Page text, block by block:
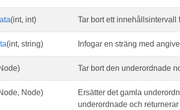
(int, int) Tar bort ett innehållsintervall
(int, string) Infogar en sträng med
Tar bort den underordnade
Node)
Ersätter det gamla
underordnade och